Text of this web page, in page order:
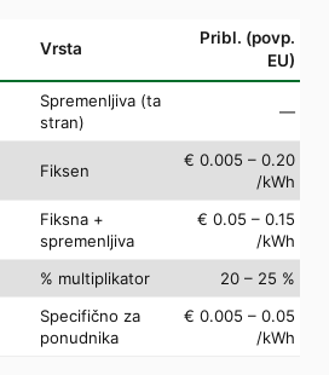
Vrsta
Pribl. (povp.
EU)
Spremenljiva (ta
stran)
—
Fiksen
€ 0.005 – 0.20
/kWh
Fiksna +
spremenljiva
€ 0.05 – 0.15
/kWh
% multiplikator
20 – 25 %
Specifično za
ponudnika
€ 0.005 – 0.05
/kWh